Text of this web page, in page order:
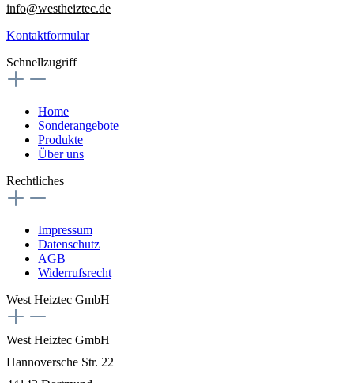
info@westheiztec.de
Kontaktformular
Schnellzugriff
Home
Sonderangebote
Produkte
Über uns
Rechtliches
Impressum
Datenschutz
AGB
Widerrufsrecht
West Heiztec GmbH
West Heiztec GmbH
Hannoversche Str. 22